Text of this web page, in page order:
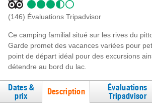
(146) Évaluations Tripadvisor
Ce camping familial situé sur les rives du
Garde promet des vacances variées pour
point de départ idéal pour des excursions
détendre au bord du lac.
Dates &
prix
Description
Évaluations
Tripadvisor